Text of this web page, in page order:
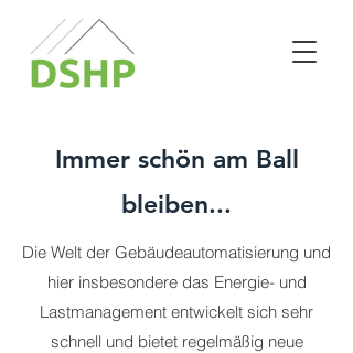
Immer schön am Ball
bleiben...
Die Welt der Gebäudeautomatisierung und
hier insbesondere das Energie- und
Lastmanagement entwickelt sich sehr
schnell und bietet regelmäßig neue